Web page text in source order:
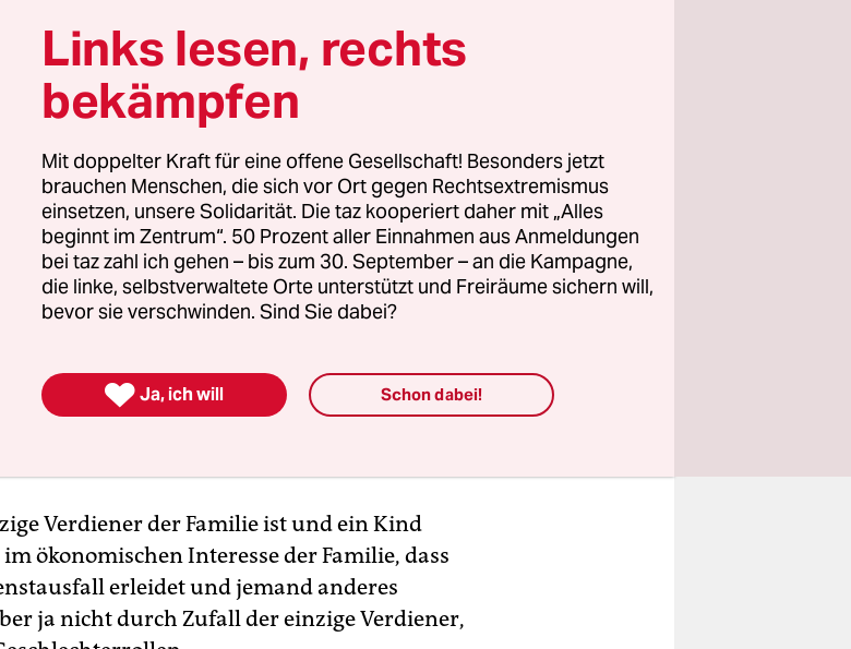
Winter, deutlich mehr Frauen als Männer
bereit. Nicht nur in
Spanien oder Deutschland. Woran liegt das?
der Geschlechter kann man in
Frauen fällt aufgrund ihrer Sozialisation
in der Regel die Aufgabe des
sich da auch stärker angesprochen als
in der Pflege und der Care-Arbeit, wo
Teil leisten. Offenbar wirken diese
Verdiener der Familie ist und ein Kind
ökonomischen Interesse der Familie, dass
erleidet und jemand anderes
ja nicht durch Zufall der einzige Verdiener,
Links lesen, rechts
bekämpfen
Mit doppelter Kraft für eine offene Gesellschaft! Besonders jetzt
brauchen Menschen, die sich vor Ort gegen Rechtsextremismus
einsetzen, unsere Solidarität. Die taz kooperiert daher mit „Alles
beginnt im Zentrum“. 50 Prozent aller Einnahmen aus Anmeldungen
bei taz zahl ich gehen – bis zum 30. September – an die Kampagne,
die linke, selbstverwaltete Orte unterstützt und Freiräume sichern will,
bevor sie verschwinden. Sind Sie dabei?
 Ja, ich will Schon dabei!